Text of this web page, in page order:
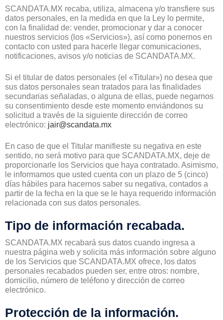
SCANDATA.MX recaba, utiliza, almacena y/o transfiere sus
datos personales, en la medida en que la Ley lo permite,
con la finalidad de: vender, promocionar y dar a conocer
nuestros servicios (los «Servicios»), así como ponernos en
contacto con usted para hacerle llegar comunicaciones,
notificaciones, avisos y/o noticias de SCANDATA.MX.
Si el titular de datos personales (el «Titular») no desea que
sus datos personales sean tratados para las finalidades
secundarias señaladas, o alguna de ellas, puede negarnos
su consentimiento desde este momento enviándonos su
solicitud a través de la siguiente dirección de correo
electrónico: jair@scandata.mx
En caso de que el Titular manifieste su negativa en este
sentido, no será motivo para que SCANDATA.MX, deje de
proporcionarle los Servicios que haya contratado. Asimismo,
le informamos que usted cuenta con un plazo de 5 (cinco)
días hábiles para hacernos saber su negativa, contados a
partir de la fecha en la que se le haya requerido información
relacionada con sus datos personales.
Tipo de información recabada.
SCANDATA.MX recabará sus datos cuando ingresa a
nuestra página web y solicita más información sobre alguno
de los Servicios que SCANDATA.MX ofrece, los datos
personales recabados pueden ser, entre otros: nombre,
domicilio, número de teléfono y dirección de correo
electrónico.
Protección de la información.